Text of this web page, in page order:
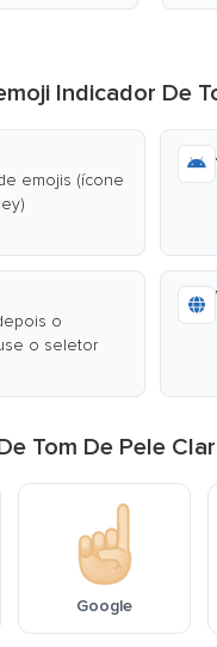
Indicador De
emojis (ícone
o
o seletor
Tom De Pele
Google